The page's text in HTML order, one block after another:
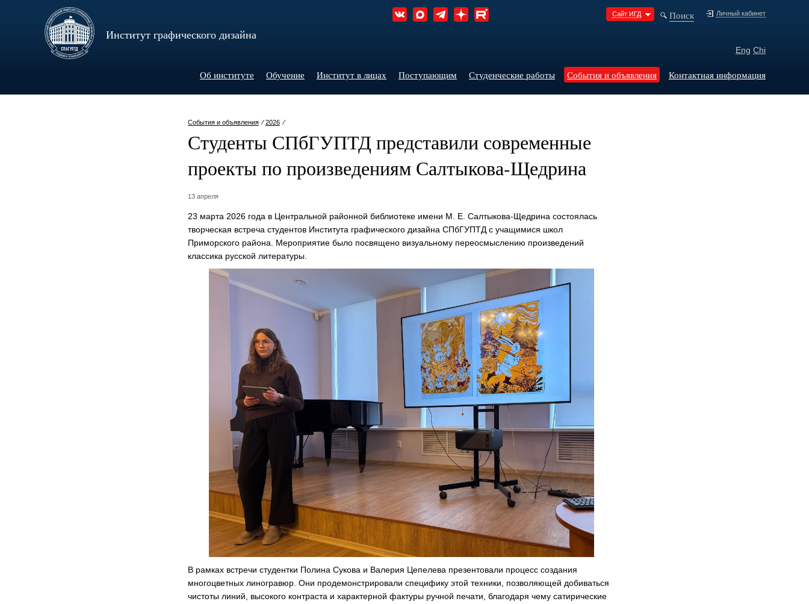
Институт графического дизайна
Личный кабинет
Поиск
Сайт ИГД
Eng Chi
Об институте Обучение Институт в лицах Поступающим Студенческие работы События и объявления Контактная информация
События и объявления ⁄2026 ⁄
Студенты СПбГУПТД представили современные
проекты по произведениям Салтыкова-Щедрина
13 апреля
23 марта 2026 года в Центральной районной библиотеке имени М. Е. Салтыкова-Щедрина состоялась
творческая встреча студентов Института графического дизайна СПбГУПТД с учащимися школ
Приморского района. Мероприятие было посвящено визуальному переосмыслению произведений
классика русской литературы.
В рамках встречи студентки Полина Сукова и Валерия Цепелева презентовали процесс создания
многоцветных линогравюр. Они продемонстрировали специфику этой техники, позволяющей добиваться
чистоты линий, высокого контраста и характерной фактуры ручной печати, благодаря чему сатирические